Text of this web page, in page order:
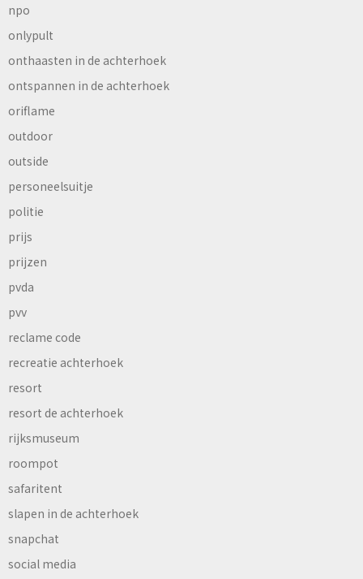
npo
onlypult
onthaasten in de achterhoek
ontspannen in de achterhoek
oriflame
outdoor
outside
personeelsuitje
politie
prijs
prijzen
pvda
pvv
reclame code
recreatie achterhoek
resort
resort de achterhoek
rijksmuseum
roompot
safaritent
slapen in de achterhoek
snapchat
social media